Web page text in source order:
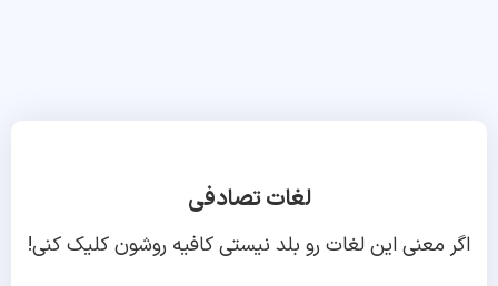
لغات تصادفی
اگر معنی این لغات رو بلد نیستی کافیه روشون کلیک کنی!